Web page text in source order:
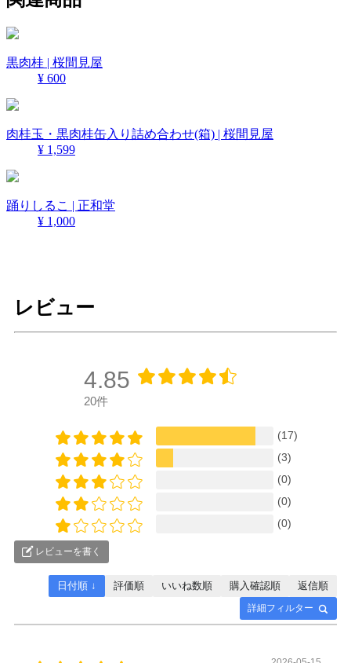
黒肉桂 | 桜間見屋
¥ 600
肉桂玉・黒肉桂缶入り詰め合わせ(箱) | 桜間見屋
¥ 1,599
踊りしるこ | 正和堂
¥ 1,000
レビュー
4.85
20件
(17)
(3)
(0)
(0)
(0)
レビューを書く
詳細フィルター
日付順 ↓ 評価順 いいね数順 購入確認順 返信順